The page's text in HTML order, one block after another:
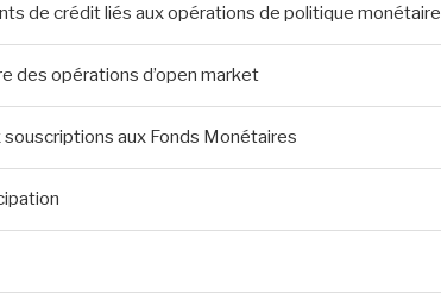
de crédit liés aux opérations de politique monétaire
des opérations d’open market
souscriptions aux Fonds Monétaires